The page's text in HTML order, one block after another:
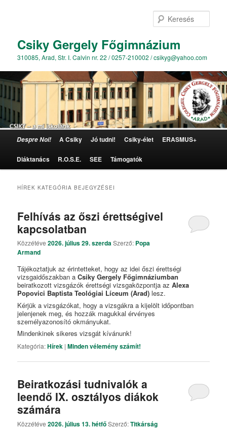
Csiky Gergely Főgimnázium
310085, Arad, Str. I. Calvin nr. 22 / 0257-210002 / csikyg@yahoo.com
Tovább az elsődleges tartalomra
Tovább a másodlagos tartalomra
Despre Noi! A Csiky Jó tudni! Csiky-élet ERASMUS+
Diáktanács R.O.S.E. SEE Támogatók
HÍREK KATEGÓRIA BEJEGYZÉSEI
Felhívás az őszi érettségivel
kapcsolatban
Közzétéve2026. július 29. szerdaSzerző: Popa
Armand
Tájékoztatjuk az érintetteket, hogy az idei őszi érettségi
vizsgaidőszakban aCsiky Gergely Főgimnáziumban
beiratkozott vizsgázók érettségi vizsgaközpontja azAlexa
Popovici Baptista Teológiai Líceum (Arad) lesz.
Kérjük a vizsgázókat, hogy a vizsgákra a kijelölt időpontban
jelenjenek meg, és hozzák magukkal érvényes
személyazonosító okmányukat.
Mindenkinek sikeres vizsgát kívánunk!
Kategória:Hírek |Minden vélemény számít!
Beiratkozási tudnivalók a
leendő IX. osztályos diákok
számára
Közzétéve2026. július 13. hétfőSzerző:Titkárság